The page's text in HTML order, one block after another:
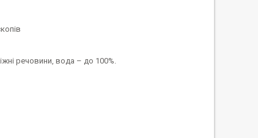
речовини, вода – до 100%.